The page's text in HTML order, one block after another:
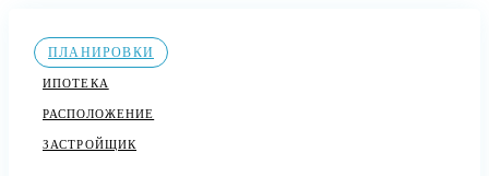
ПЛАНИРОВКИ
ИПОТЕКА
РАСПОЛОЖЕНИЕ
ЗАСТРОЙЩИК